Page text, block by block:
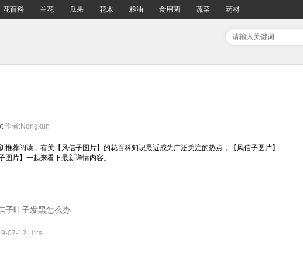
花百科 兰花 瓜果 花木 粮油 食用菌 蔬菜 药材
作者:Nongxun
推荐阅读，有关【风信子图片】的花百科知识最近成为广泛关注的热点，【风信子图片】
片】一起来看下最新详情内容。
子叶子发黑怎么办
07-12 H:i:s